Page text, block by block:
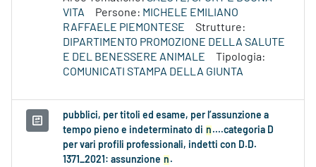
VITA
Persone: MICHELE EMILIANO
RAFFAELE PIEMONTESE
Strutture:
DIPARTIMENTO PROMOZIONE DELLA SALUTE
E DEL BENESSERE ANIMALE
Tipologia:
COMUNICATI STAMPA DELLA GIUNTA
pubblici, per titoli ed esame, per l’assunzione a
tempo pieno e indeterminato di n ....categoria D
per vari profili professionali, indetti con D.D.
1371_2021: assunzione n .